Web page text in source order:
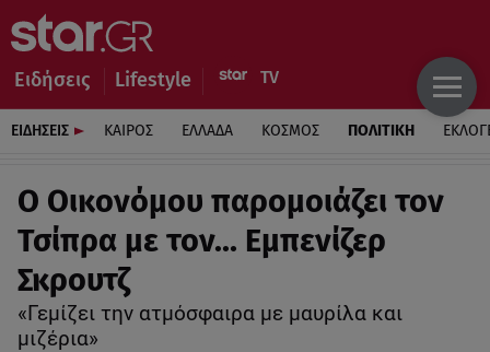
Ειδήσεις Lifestyle
ΕΙΔΗΣΕΙΣ ΚΑΙΡΟΣ ΕΛΛΑΔΑ ΚΟΣΜΟΣ ΠΟΛΙΤΙΚΗ
Ο Οικονόμου παρομοιάζει τον
Τσίπρα με τον… Εμπενίζερ
Σκρουτζ
«Γεμίζει την ατμόσφαιρα με μαυρίλα και
μιζέρια»